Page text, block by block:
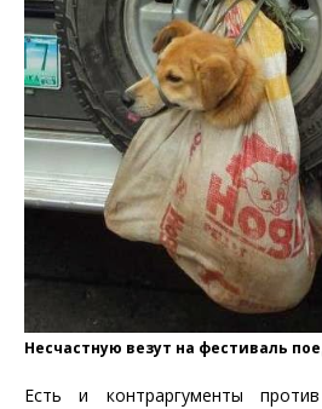
Несчастную везут на фестиваль
Есть и контраргументы